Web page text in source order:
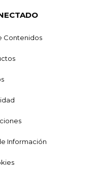
Contenidos
Información